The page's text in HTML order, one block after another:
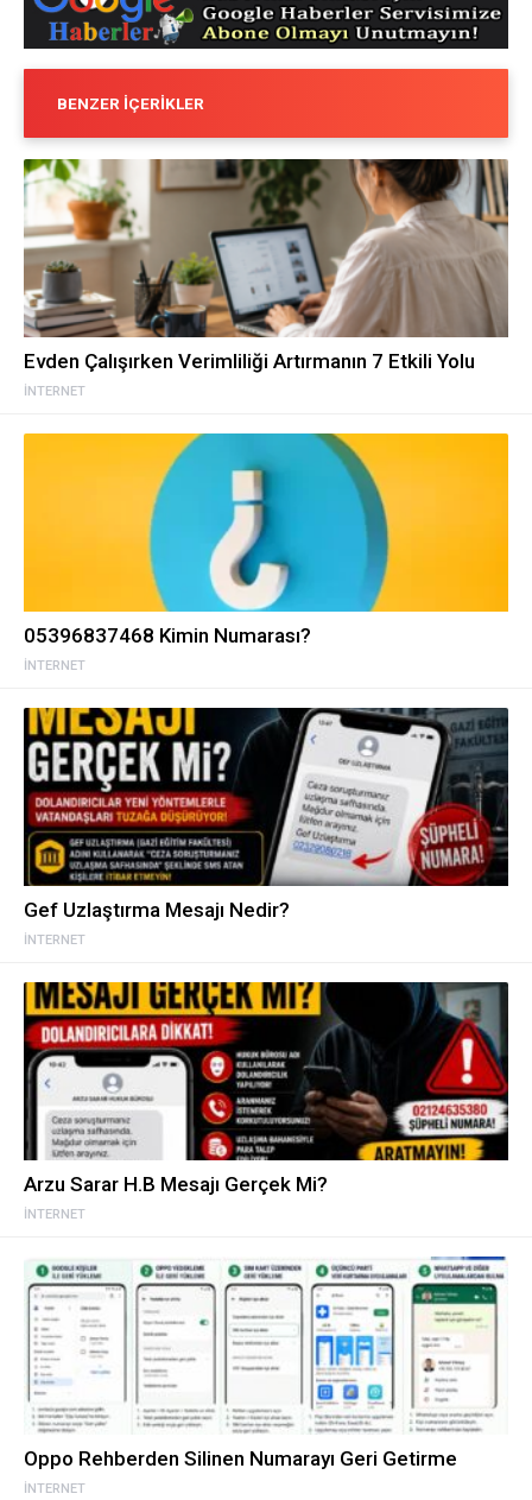
BENZER İÇERIKLER
İNTERNET
Evden Çalışırken Verimliliği Artırmanın 7 Etkili Yolu
İNTERNET
05396837468 Kimin Numarası?
İNTERNET
Gef Uzlaştırma Mesajı Nedir?
İNTERNET
Arzu Sarar H.B Mesajı Gerçek Mi?
İNTERNET
Oppo Rehberden Silinen Numarayı Geri Getirme